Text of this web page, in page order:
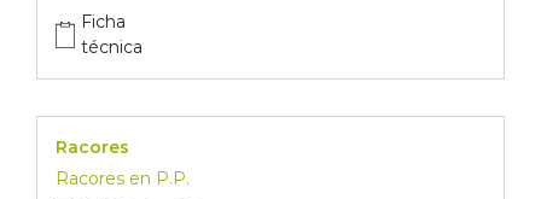
Ficha
técnica
Racores
Racores en P.P.